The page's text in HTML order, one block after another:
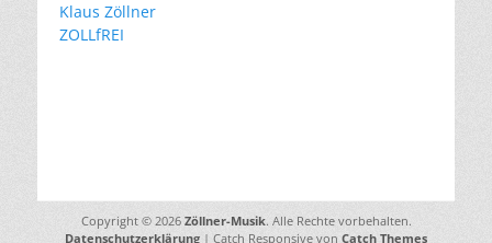
Klaus Zöllner
ZOLLfREI
Copyright © 2026 Zöllner-Musik. Alle Rechte vorbehalten.
Datenschutzerklärung | Catch Responsive von Catch Themes